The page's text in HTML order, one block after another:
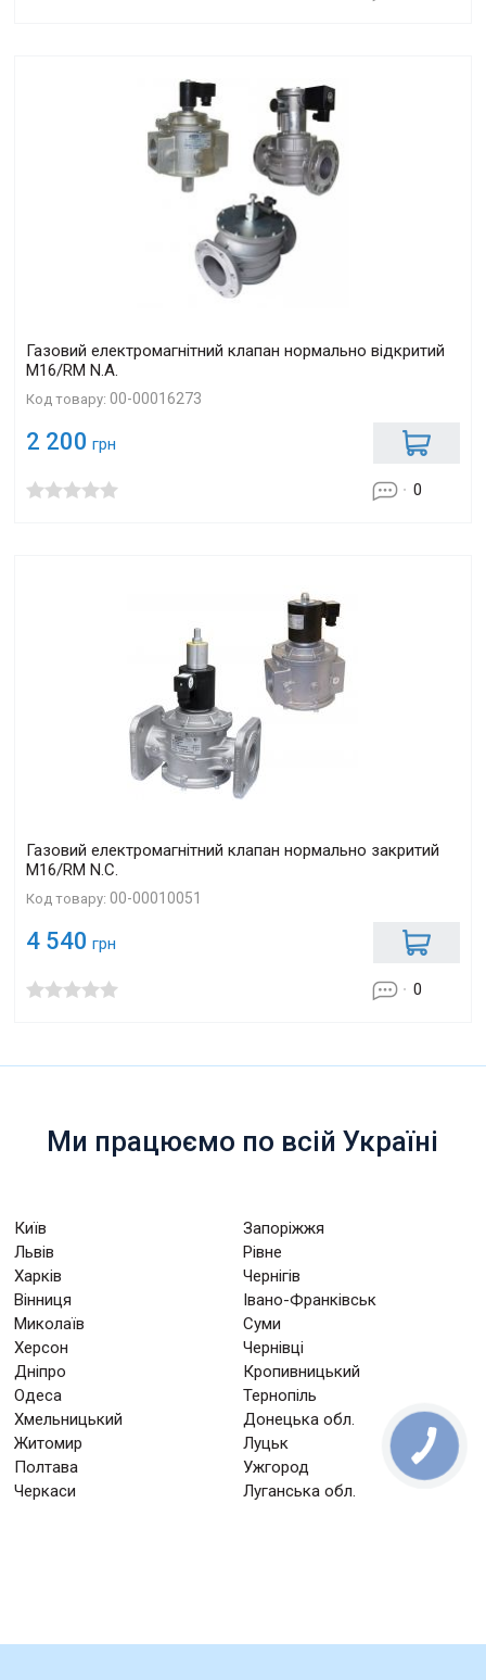
Газовий електромагнітний клапан нормально відкритий
M16/RM N.A.
Код товару:00-00016273
2 200 грн
0
Газовий електромагнітний клапан нормально закритий
M16/RM N.С.
Код товару:00-00010051
4 540 грн
0
Ми працюємо по всій Україні
Київ
Запоріжжя
Львів
Рівне
Харків
Чернігів
Вінниця
Івано-Франківськ
Миколаїв
Суми
Херсон
Чернівці
Дніпро
Кропивницький
Одеса
Тернопіль
Хмельницький
Донецька обл.
Житомир
Луцьк
Полтава
Ужгород
Черкаси
Луганська обл.